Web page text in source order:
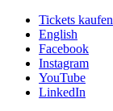
Tickets kaufen
English
Facebook
Instagram
YouTube
LinkedIn